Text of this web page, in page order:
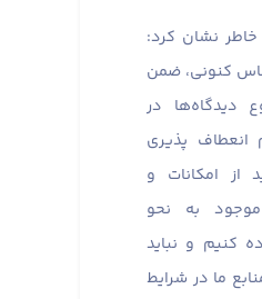
خاطر نشان کرد:
کنونی، ضمن
دیدگاه‌ها در
انعطاف پذیری
از امکانات و
به نحو
کنیم و نباید
ما در شرایط